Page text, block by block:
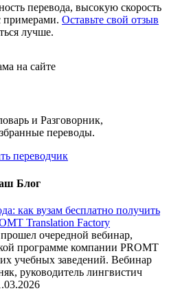
перевода, высокую скорость
примерами. Оставьте свой отзыв
лучше.
на сайте
и Разговорник,
переводы.
Блог
как вузам бесплатно получить
Translation Factory
очередной вебинар,
программе компании PROMT
учебных заведений. Вебинар
руководитель лингвистич